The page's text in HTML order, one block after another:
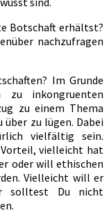
Botschaft erhältst?
nachzufragen
Im Grunde
zu inkongruenten
zu einem Thema
zu lügen. Dabei
vielfältig sein.
vielleicht hat
oder will ethischen
Vielleicht will er
solltest Du nicht